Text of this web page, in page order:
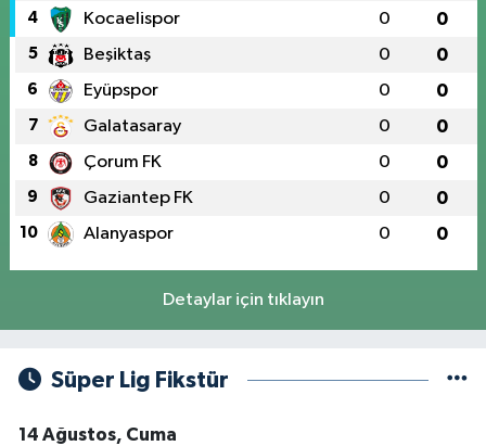
4 Kocaelispor 0 0
5 Beşiktaş 0 0
6 Eyüpspor 0 0
7 Galatasaray 0 0
8 Çorum FK 0 0
9 Gaziantep FK 0 0
10 Alanyaspor 0 0
Detaylar için tıklayın
Süper Lig Fikstür
14 Ağustos, Cuma